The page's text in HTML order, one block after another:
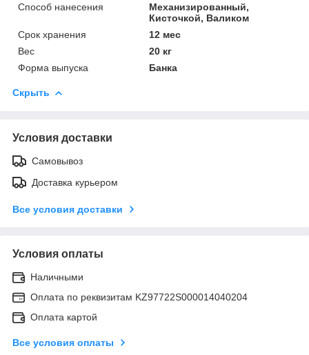
Способ нанесения
Механизированный,
Кисточкой, Валиком
Срок хранения
12 мес
Вес
20 кг
Форма выпуска
Банка
Скрыть
Условия доставки
Самовывоз
Доставка курьером
Все условия доставки
Условия оплаты
Наличными
Оплата по реквизитам KZ97722S000014040204
Оплата картой
Все условия оплаты